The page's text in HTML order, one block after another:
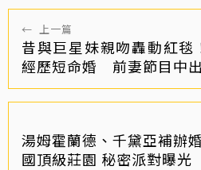
← 上一篇
昔與巨星妹親吻轟動紅毯
經歷短命婚 前妻節目中
湯姆霍蘭德、千黛亞補辦
國頂級莊園 秘密派對曝光